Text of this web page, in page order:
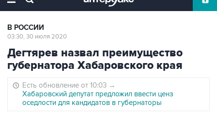
В РОССИИ
03:30, 30 июля 2020
Дегтярев назвал преимущество
губернатора Хабаровского края
Есть обновление от 10:03 →
Хабаровский депутат предложил ввести ценз
оседлости для кандидатов в губернаторы